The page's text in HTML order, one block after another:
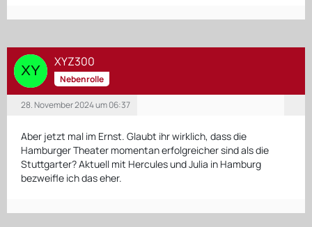
XYZ300
Nebenrolle
28. November 2024 um 06:37
Aber jetzt mal im Ernst. Glaubt ihr wirklich, dass die
Hamburger Theater momentan erfolgreicher sind als die
Stuttgarter? Aktuell mit Hercules und Julia in Hamburg
bezweifle ich das eher.